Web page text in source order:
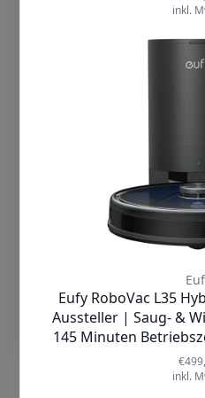
Basisstation
avantgardistisches
nicht nur ein
sondern auch ein
deinem
optimiert
einem intuitiven
einverstanden bist,
auf wesentliche
Datenschutzerklärung
Cookies